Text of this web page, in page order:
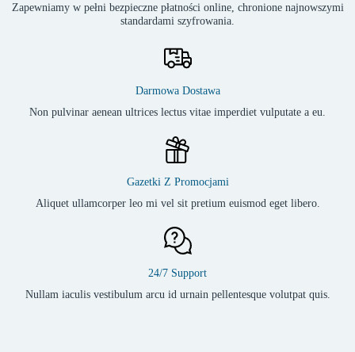
Zapewniamy w pełni bezpieczne płatności online, chronione najnowszymi
standardami szyfrowania.
Darmowa Dostawa
Non pulvinar aenean ultrices lectus vitae imperdiet vulputate a eu.
Gazetki Z Promocjami
Aliquet ullamcorper leo mi vel sit pretium euismod eget libero.
24/7 Support
Nullam iaculis vestibulum arcu id urnain pellentesque volutpat quis.